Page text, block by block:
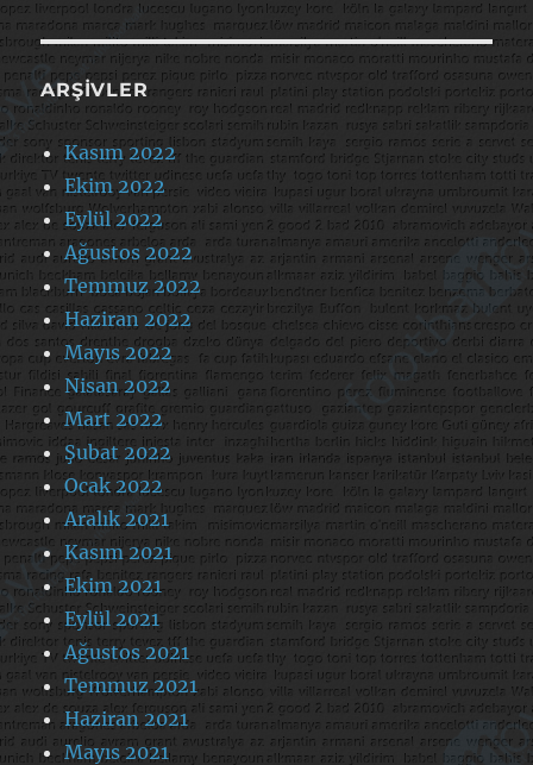
ARŞIVLER
Kasım 2022
Ekim 2022
Eylül 2022
Ağustos 2022
Temmuz 2022
Haziran 2022
Mayıs 2022
Nisan 2022
Mart 2022
Şubat 2022
Ocak 2022
Aralık 2021
Kasım 2021
Ekim 2021
Eylül 2021
Ağustos 2021
Temmuz 2021
Haziran 2021
Mayıs 2021